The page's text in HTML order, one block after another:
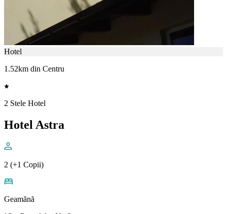
Hotel
1.52km din Centru
2 Stele Hotel
Hotel Astra
2 (+1 Copii)
Geamănă